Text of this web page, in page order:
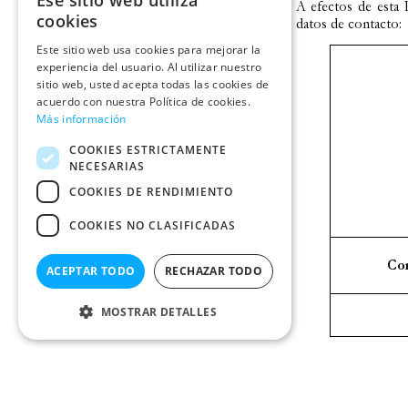
cookies
Este sitio web usa cookies para mejorar la
experiencia del usuario. Al utilizar nuestro
sitio web, usted acepta todas las cookies de
acuerdo con nuestra Política de cookies.
Más información
COOKIES ESTRICTAMENTE
NECESARIAS
COOKIES DE RENDIMIENTO
COOKIES NO CLASIFICADAS
ACEPTAR TODO RECHAZAR TODO
MOSTRAR DETALLES